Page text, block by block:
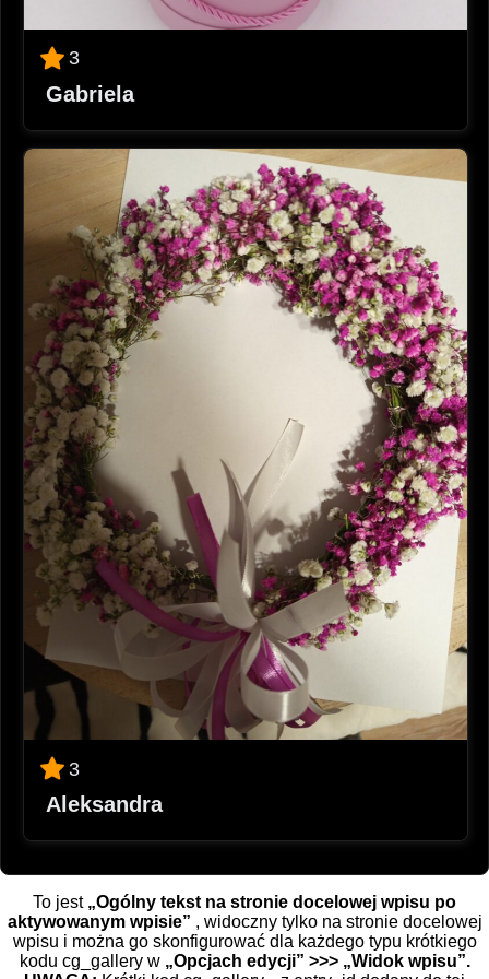
3
Gabriela
3
Aleksandra
To jest „Ogólny tekst na stronie docelowej wpisu po
aktywowanym wpisie” , widoczny tylko na stronie docelowej
wpisu i można go skonfigurować dla każdego typu krótkiego
kodu cg_gallery w „Opcjach edycji” >>> „Widok wpisu”.